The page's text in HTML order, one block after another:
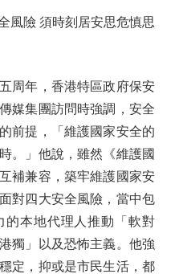
險 須時刻居安思危慎思
年，香港特區政府保安
媒集團訪問時強調，安全
前提，「維護國家安全的
。」他說，雖然《維護國
補兼容，築牢維護國家安
對四大安全風險，當中包
的本地代理人推動「軟對
獨」以及恐怖主義。他強
定，抑或是市民生活，都